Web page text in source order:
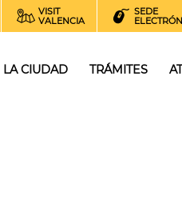
VISIT
VALENCIA
SEDE
LA CIUDAD TRÁMITES